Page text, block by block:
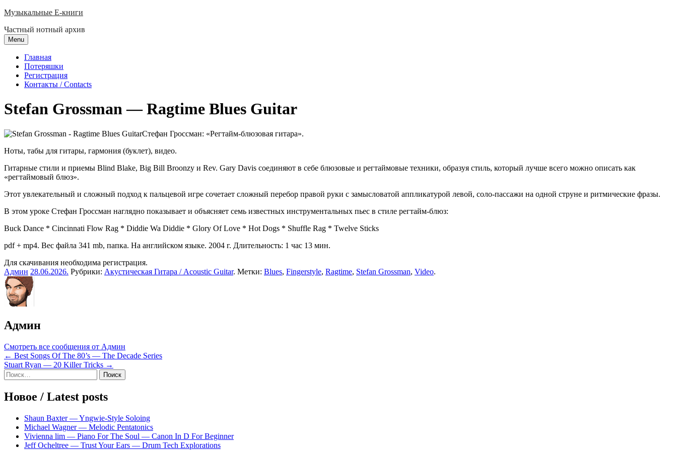
Skip
content
Музыкальные E-книги
Частный нотный архив
Menu
Главная
Потеряшки
Регистрация
Контакты / Contacts
Stefan Grossman — Ragtime Blues Guitar
Стефан Гроссман: «Регтайм-блюзовая гитара».
Ноты, табы для гитары, гармония (буклет), видео.
Гитарные стили и приемы Blind Blake, Big Bill Broonzy и Rev. Gary Davis соединяют в себе блюзовые и регтаймовые техники, образуя стиль, который лучше всего можно описать как
«регтаймовый блюз».
Этот увлекательный и сложный подход к пальцевой игре сочетает сложный перебор правой руки с замысловатой аппликатурой левой, соло-пассажи на одной струне и ритмические фразы.
В этом уроке Стефан Гроссман наглядно показывает и объясняет семь известных инструментальных пьес в стиле регтайм-блюз:
Buck Dance * Cincinnati Flow Rag * Diddie Wa Diddie * Glory Of Love * Hot Dogs * Shuffle Rag * Twelve Sticks
pdf + mp4. Вес файла 341 mb, папка. На английском языке. 2004 г. Длительность: 1 час 13 мин.
Для скачивания необходима регистрация.
Админ 28.06.2026. Рубрики: Акустическая Гитара / Acoustic Guitar. Метки: Blues, Fingerstyle, Ragtime, Stefan Grossman, Video.
Админ
Смотреть все сообщения от Админ
Навигация
по
записям
← Best Songs Of The 80’s — The Decade Series
Stuart Ryan — 20 Killer Tricks →
Sidebar
Найти:
Новое / Latest posts
Shaun Baxter — Yngwie-Style Soloing
Michael Wagner — Melodic Pentatonics
Vivienna lim — Piano For The Soul — Canon In D For Beginner
Jeff Ocheltree — Trust Your Ears — Drum Tech Explorations